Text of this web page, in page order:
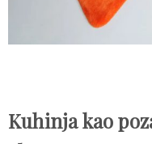
Kuhinja kao